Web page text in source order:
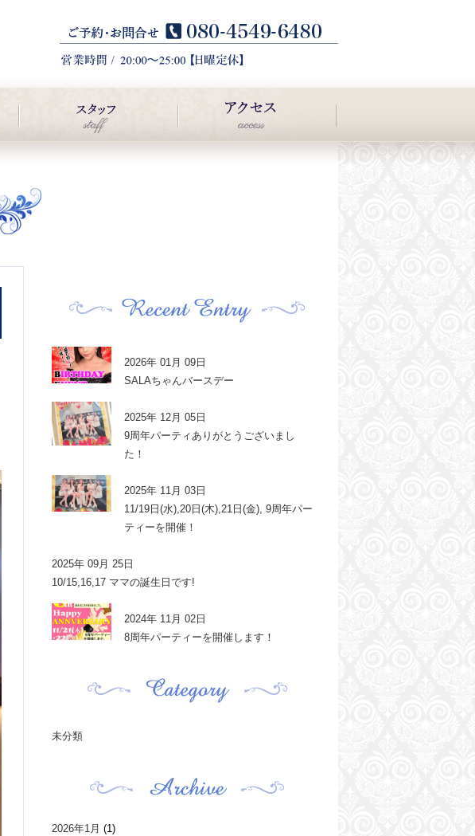
2026年 01月 09日
SALAちゃんバースデー
2025年 12月 05日
9周年パーティありがとうございまし
た！
2025年 11月 03日
11/19日(水),20日(木),21日(金), 9周年パー
ティーを開催！
2025年 09月 25日
10/15,16,17 ママの誕生日です!
2024年 11月 02日
8周年パーティーを開催します！
未分類
2026年1月 (1)